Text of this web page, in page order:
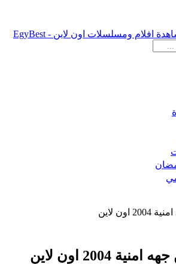
2004 اون لاين